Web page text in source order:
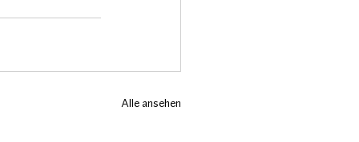
Alle ansehen